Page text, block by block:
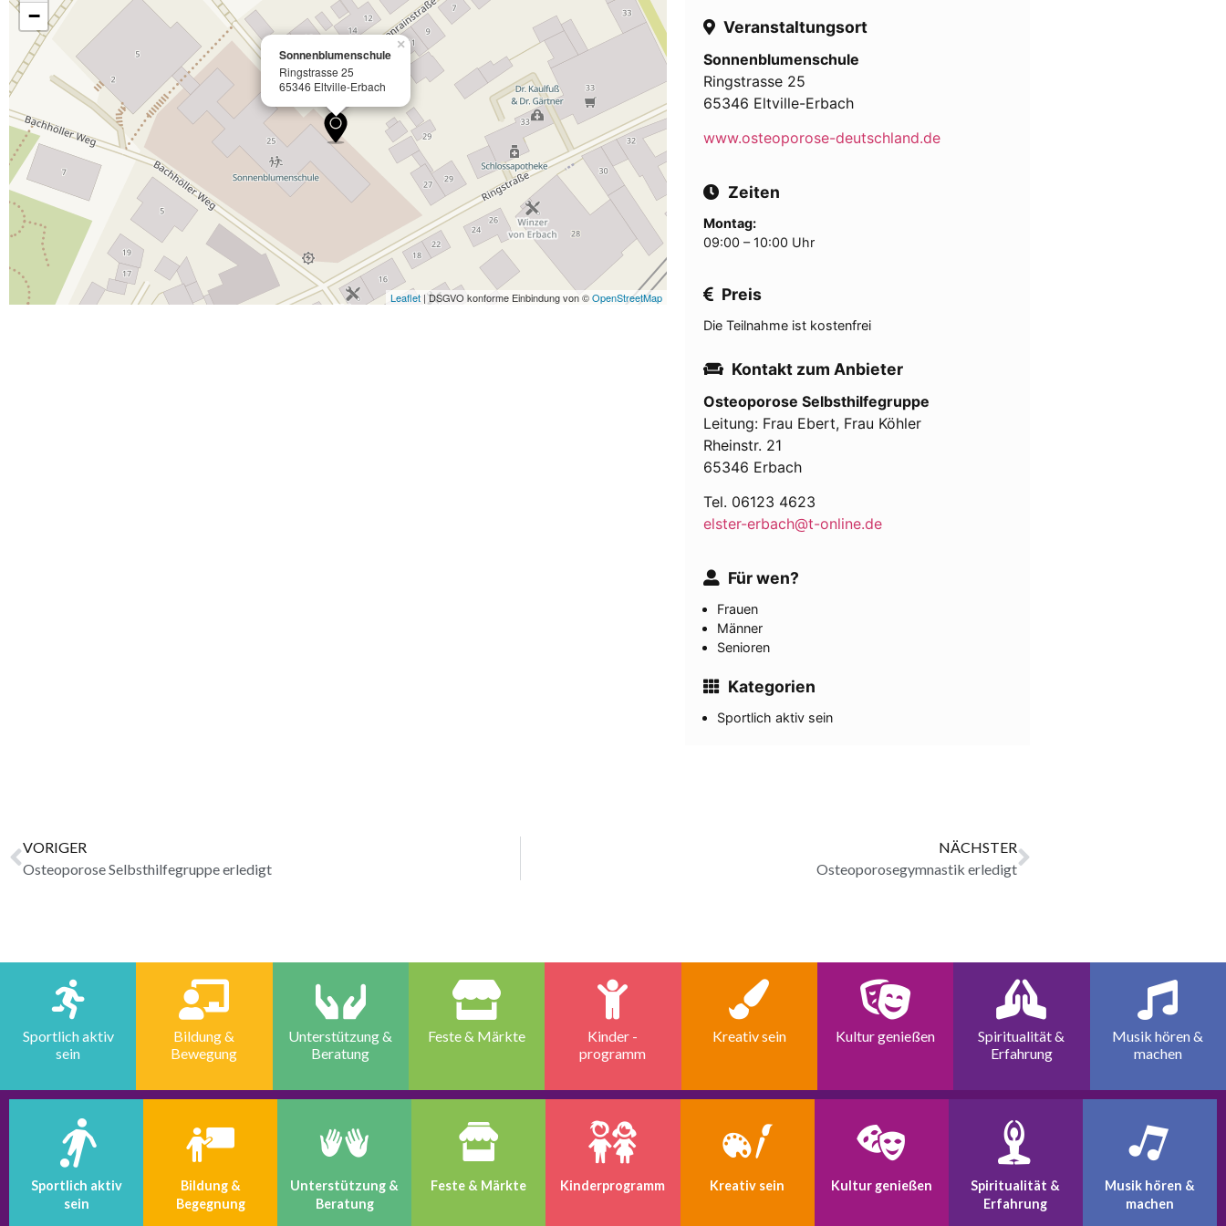
Sonnenblumenschule
Ringstrasse 25
65346 Eltville-Erbach
×
−
Leaflet| DSGVO konforme Einbindung von ©OpenStreetMap
Veranstaltungsort
Sonnenblumenschule
Ringstrasse 25
65346 Eltville-Erbach
www.osteoporose-deutschland.de
Zeiten
Montag:
09:00 – 10:00 Uhr
Preis
Die Teilnahme ist kostenfrei
Kontakt zum Anbieter
Osteoporose Selbsthilfegruppe
Leitung: Frau Ebert, Frau Köhler
Rheinstr. 21
65346 Erbach
Tel. 06123 4623
elster-erbach@t-online.de
Für wen?
Frauen
Männer
Senioren
Kategorien
Sportlich aktiv sein
VORIGER
Osteoporose Selbsthilfegruppe erledigt
NÄCHSTER
Osteoporosegymnastik erledigt
Sportlich aktiv
sein
Bildung &
Bewegung
Unterstützung &
Beratung
Feste & Märkte
Kinder -
programm
Kreativ sein Kultur genießen
Spiritualität &
Erfahrung
Musik hören &
machen
Sportlich aktiv
sein
Bildung &
Begegnung
Unterstützung &
Beratung
Feste & Märkte Kinder­programm Kreativ sein Kultur genießen
Spiritualität &
Erfahrung
Musik hören &
machen